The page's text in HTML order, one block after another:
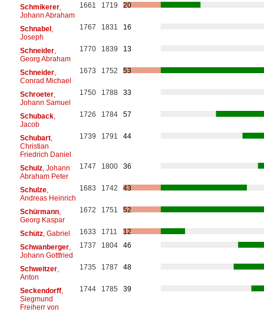
Schmikerer,
Johann Abraham
1661 1719 20
Schnabel,
Joseph
1767 1831 16
Schneider,
Georg Abraham
1770 1839 13
Schneider,
Conrad Michael
1673 1752 53
Schroeter,
Johann Samuel
1750 1788 33
Schuback,
Jacob
1726 1784 57
Schubart,
Christian
Friedrich Daniel
1739 1791 44
Schulz, Johann
Abraham Peter
1747 1800 36
Schulze,
Andreas Heinrich
1683 1742 43
Schürmann,
Georg Kaspar
1672 1751 52
Schütz, Gabriel 1633 1711
12
Schwanberger,
Johann Gottfried
1737 1804 46
Schweitzer,
Anton
1735 1787 48
Seckendorff,
Siegmund
Freiherr von
1744 1785 39